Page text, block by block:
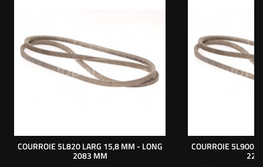
COURROIE 5L820 LARG 15,8 MM - LONG
2083 MM
COURROIE 5L900